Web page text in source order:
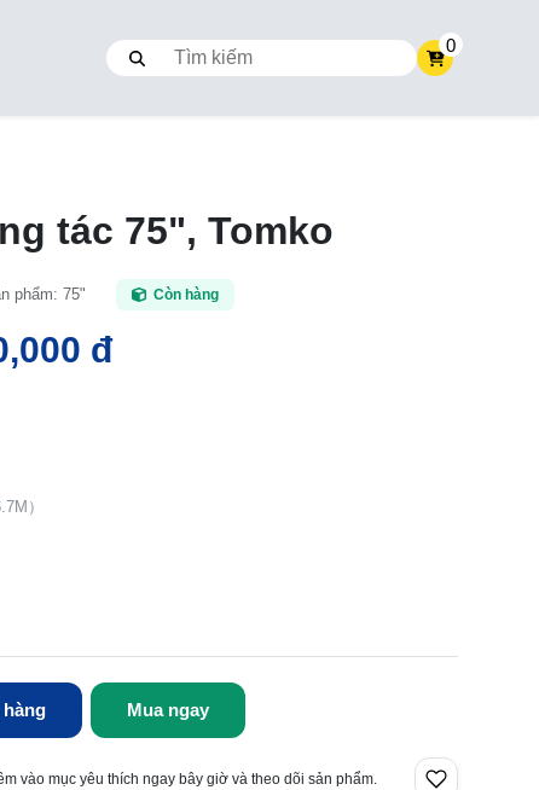
0
tác 75", Tomko
phẩm: 75" Còn hàng
đ
）
hàng Mua ngay
vào mục yêu thích ngay bây giờ và theo dõi sản phẩm.